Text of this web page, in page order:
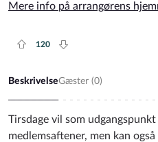
Plus rate
120
Minus rate
BeskrivelseGæster (0)
Tirsdage vil som
medlemsaftener, men kan
Mere info på arrangørens